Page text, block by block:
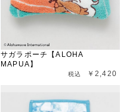
サガラポーチ【ALOHA
MAPUA】
￥2,420